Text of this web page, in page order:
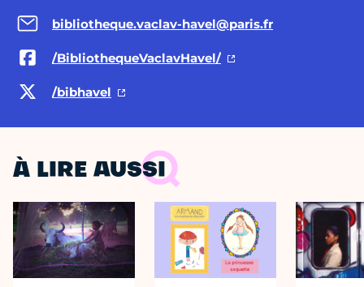
bibliotheque.vaclav-havel@paris.fr
/BibliothequeVaclavHavel/
/bibhavel
À LIRE AUSSI